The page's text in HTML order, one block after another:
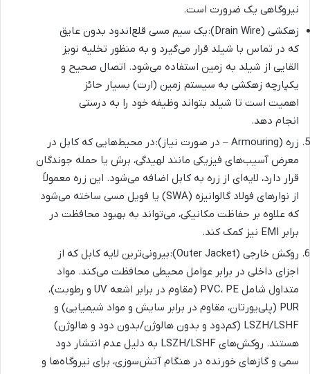
نیروگاهی یک ضرورت است.
زهکشی (Drain Wire): یک سیم مسی قلع‌اندود بدون عایق
که در تماس با شیلد قرار می‌گیرد و به منظور تخلیه نویز
القایی از شیلد به زمین استفاده می‌شود. اتصال صحیح و
یکپارچه زهکشی به سیستم زمین (ارت) بسیار حائز
اهمیت است تا شیلد بتواند وظیفه خود را به درستی
انجام دهد.
زره (Armouring – در صورت نیاز): در محیط‌هایی که کابل در
معرض آسیب‌های فیزیکی مانند لهیدگی، برش یا حمله جوندگان
قرار دارد، لایه‌ای از زره به کابل اضافه می‌شود. این زره معمولاً
از نوارهای فولاد گالوانیزه (SWA) یا فویل مسی ساخته می‌شود
که علاوه بر حفاظت مکانیکی، می‌تواند به بهبود محافظت در
برابر EMI نیز کمک کند.
روکش خارجی (Outer Jacket): بیرونی‌ترین لایه کابل که از
اجزای داخلی در برابر عوامل محیطی محافظت می‌کند. مواد
متداول شامل PVC، PE (مقاوم در برابر اشعه UV و رطوبت)،
PUR (پلی‌یورتان، مقاوم در برابر سایش و مواد شیمیایی) و
LSZH/LSHF (کم‌دود و بدون هالوژن/بدون دود و هالوژن)
هستند. روکش‌های LSZH/LSHF به دلیل عدم انتشار دود
سمی و گازهای خورنده در هنگام آتش‌سوزی، برای نیروگاه‌ها و